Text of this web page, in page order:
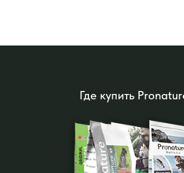
Где купить